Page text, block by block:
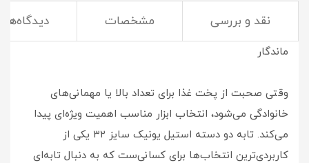
نقد و بررسی مشخصات دیدگاه‌ها
🥘 تابه دو دسته استیل یونیک سایز ۳۲ — بزرگ، حرفه‌ای و
ماندگار
وقتی صحبت از پخت غذا برای تعداد بالا یا مهمانی‌های
خانوادگی می‌شود، انتخاب ابزار مناسب اهمیت ویژه‌ای پیدا
می‌کند. تابه دو دسته استیل یونیک سایز ۳۲ یکی از
کاربردی‌ترین انتخاب‌ها برای کسانی‌ست که به دنبال تابه‌ای